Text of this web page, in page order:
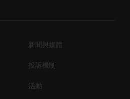
新聞與媒體
投訴機制
活動